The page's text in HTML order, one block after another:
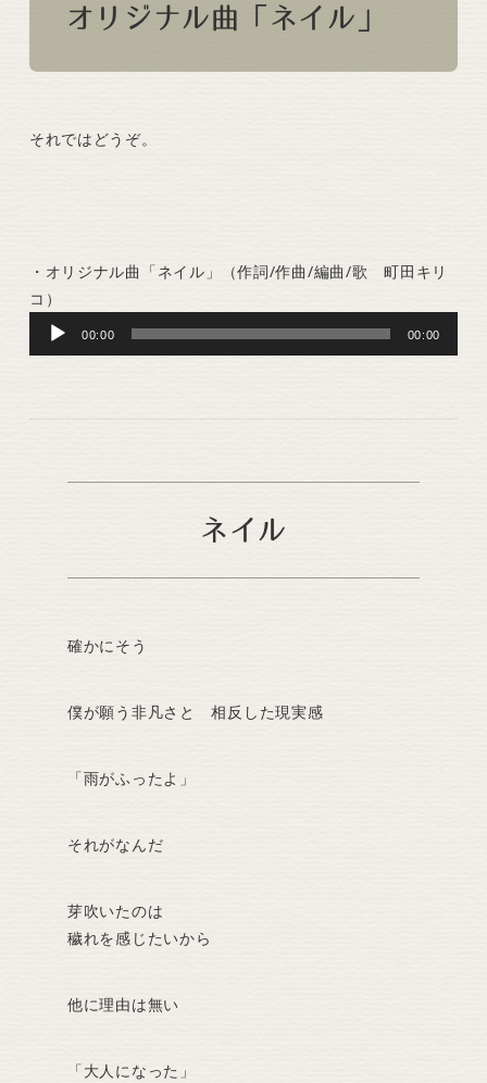
オリジナル曲「ネイル」
それではどうぞ。
・オリジナル曲「ネイル」（作詞/作曲/編曲/歌 町田キリ
コ）
Audio
Player
00:00 00:00
ネイル
確かにそう
僕が願う非凡さと 相反した現実感
「雨がふったよ」
それがなんだ
芽吹いたのは
穢れを感じたいから
他に理由は無い
「大人になった」